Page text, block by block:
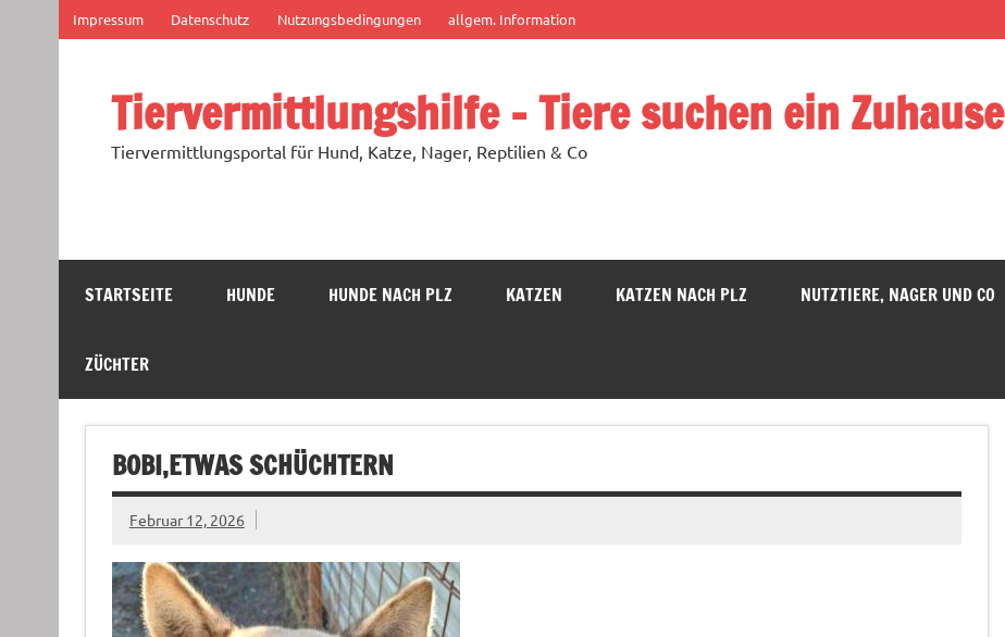
springen
Impressum Datenschutz Nutzungsbedingungen allgem. Information
Tiervermittlungshilfe – Tiere suchen ein Zuhause
Tiervermittlungsportal für Hund, Katze, Nager, Reptilien & Co
STARTSEITE HUNDE HUNDE NACH PLZ KATZEN KATZEN NACH PLZ NUTZTIERE, NAGER UND CO
ZÜCHTER
BOBI,ETWAS SCHÜCHTERN
Februar 12, 2026